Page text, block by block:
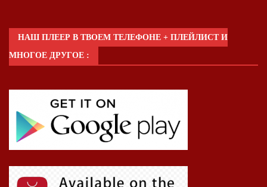
НАШ ПЛЕЕР В ТВОЕМ ТЕЛЕФОНЕ + ПЛЕЙЛИСТ И
МНОГОЕ ДРУГОЕ :